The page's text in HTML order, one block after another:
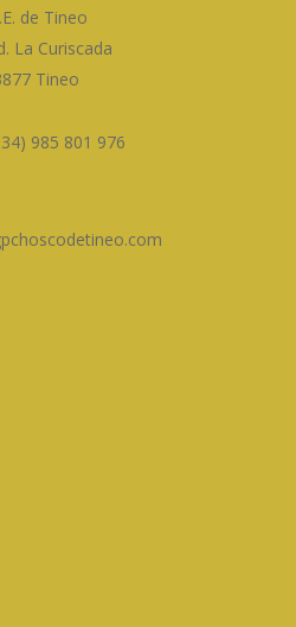
de Tineo
La Curiscada
Tineo
985 801 976